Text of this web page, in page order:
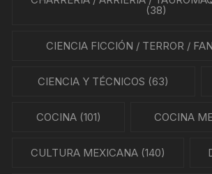
(38)
CIENCIA FICCIÓN / TERROR /
CIENCIA Y TÉCNICOS (63)
COCINA(101) COCINA
CULTURA MEXICANA(140)